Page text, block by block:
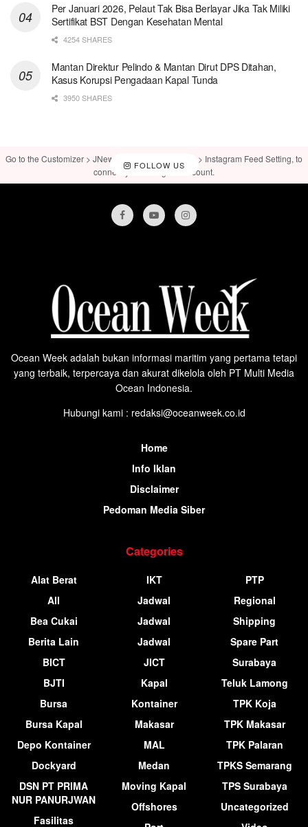
Per Januari 2026, Pelaut Tak Bisa Berlayar Jika Tak Miliki
Sertifikat BST Dengan Kesehatan Mental
4254 SHARES
Mantan Direktur Pelindo & Mantan Dirut DPS Ditahan,
Kasus Korupsi Pengadaan Kapal Tunda
3950 SHARES
FOLLOW US
Go to the Customizer > JNews : Social, Like & View > Instagram Feed Setting, to
connect your Instagram account.
Ocean Week adalah bukan informasi maritim yang pertama tetapi
yang terbaik, terpercaya dan akurat dikelola oleh PT Multi Media
Ocean Indonesia.
Hubungi kami : redaksi@oceanweek.co.id
Home
Info Iklan
Disclaimer
Pedoman Media Siber
Categories
Alat Berat
All
Bea Cukai
Berita Lain
BICT
BJTI
Bursa
Bursa Kapal
Depo Kontainer
Dockyard
DSN PT PRIMA
NUR PANURJWAN
Fasilitas
IKT
Jadwal
Jadwal
Jadwal
JICT
Kapal
Kontainer
Makasar
MAL
Medan
Moving Kapal
Offshores
PTP
Regional
Shipping
Spare Part
Surabaya
Teluk Lamong
TPK Koja
TPK Makasar
TPK Palaran
TPKS Semarang
TPS Surabaya
Uncategorized